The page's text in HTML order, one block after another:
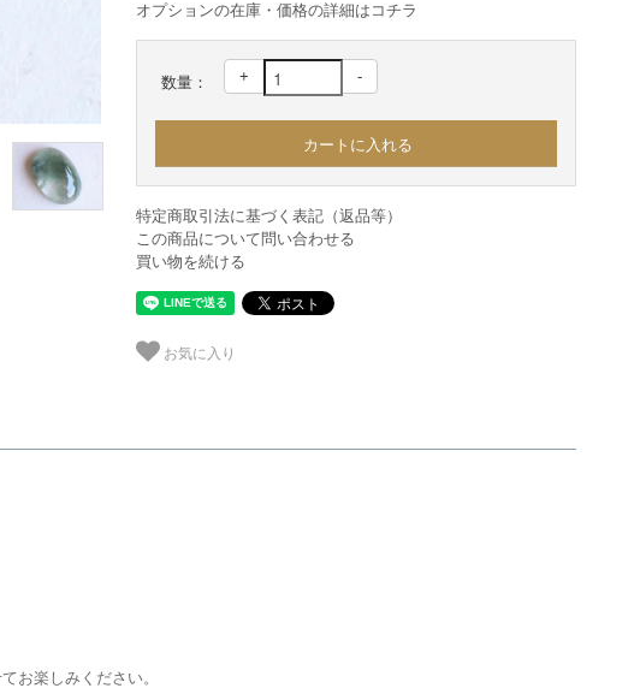
オプションの在庫・価格の詳細はコチラ
数量： + -
特定商取引法に基づく表記（返品等）
この商品について問い合わせる
買い物を続ける
お気に入り
お楽しみください。